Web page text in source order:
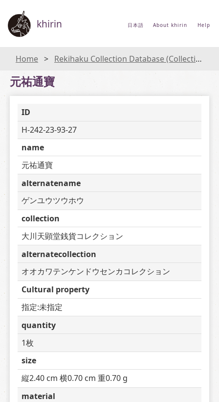
khirin 日本語 About khirin Help
Home Rekihaku Collection Database (Collections Database of the National Museum of Japanese History)
元祐通寶
ID
H-242-23-93-27
name
元祐通寶
alternatename
ゲンユウツウホウ
collection
大川天顕堂銭貨コレクション
alternatecollection
オオカワテンケンドウセンカコレクション
Cultural property
指定:未指定
quantity
1枚
size
縦2.40 cm 横0.70 cm 重0.70 g
material